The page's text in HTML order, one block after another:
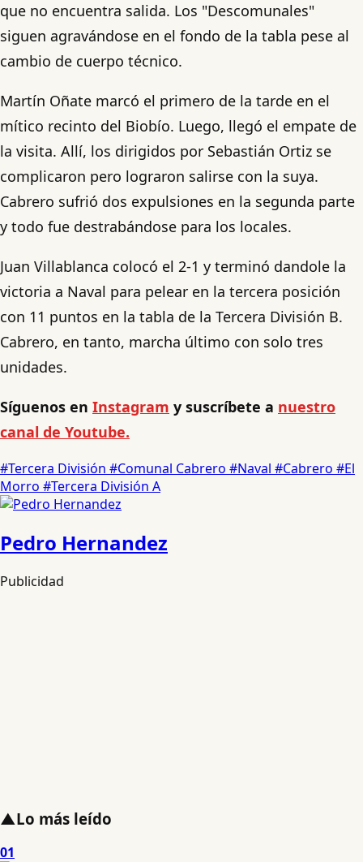
que no encuentra salida. Los "Descomunales"
siguen agravándose en el fondo de la tabla pese al
cambio de cuerpo técnico.
Martín Oñate marcó el primero de la tarde en el
mítico recinto del Biobío. Luego, llegó el empate de
la visita. Allí, los dirigidos por Sebastián Ortiz se
complicaron pero lograron salirse con la suya.
Cabrero sufrió dos expulsiones en la segunda parte
y todo fue destrabándose para los locales.
Juan Villablanca colocó el 2-1 y terminó dandole la
victoria a Naval para pelear en la tercera posición
con 11 puntos en la tabla de la Tercera División B.
Cabrero, en tanto, marcha último con solo tres
unidades.
Síguenos en Instagram y suscríbete a nuestro
canal de Youtube.
#Tercera División #Comunal Cabrero #Naval #Cabrero #El
Morro #Tercera División A
Pedro Hernandez
Publicidad
▲Lo más leído
01